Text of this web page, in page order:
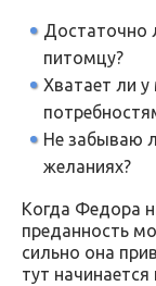
Достаточно
питомцу?
Хватает ли у
Не забываю
желаниях?
Когда Федора
преданность
сильно она
тут